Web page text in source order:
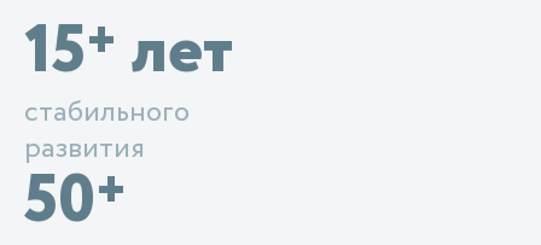
15+ лет
стабильного
развития
50+